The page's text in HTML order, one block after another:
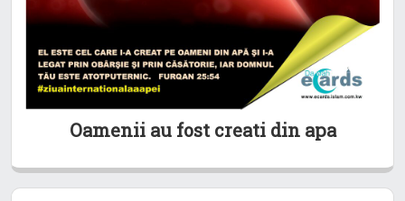
Oamenii au fost creati din apa